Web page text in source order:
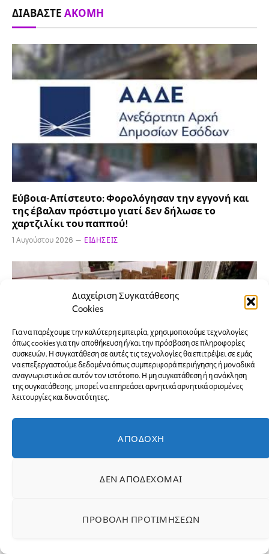
Διαχείριση Συγκατάθεσης
Cookies
Για να παρέχουμε την καλύτερη εμπειρία, χρησιμοποιούμε τεχνολογίες
όπως cookies για την αποθήκευση ή/και την πρόσβαση σε πληροφορίες
συσκευών. Η συγκατάθεση σε αυτές τις τεχνολογίες θα επιτρέψει σε εμάς
να επεξεργαστούμε δεδομένα όπως συμπεριφορά περιήγησης ή μοναδικά
αναγνωριστικά σε αυτόν τον ιστότοπο. Η μη συγκατάθεση ή η ανάκληση
της συγκατάθεσης, μπορεί να επηρεάσει αρνητικά αρνητικά ορισμένες
λειτουργίες και δυνατότητες.
ΑΠΟΔΟΧΉ
ΔΕΝ ΑΠΟΔΈΧΟΜΑΙ
ΠΡΟΒΟΛΉ ΠΡΟΤΙΜΉΣΕΩΝ
ΔΙΑΒΆΣΤΕ ΑΚΌΜΗ
Εύβοια-Απίστευτο: Φορολόγησαν την εγγονή και
της έβαλαν πρόστιμο γιατί δεν δήλωσε το
χαρτζιλίκι του παππού!
1 Αυγούστου 2026 ΕΙΔΉΣΕΙΣ
Όσιος Ιωάννης ο Ρώσος: Εκδηλώσεις για την
φωτιάς – Το πρόγραμμα
1 Αυγούστου 2026 ΕΙΔΉΣΕΙΣ